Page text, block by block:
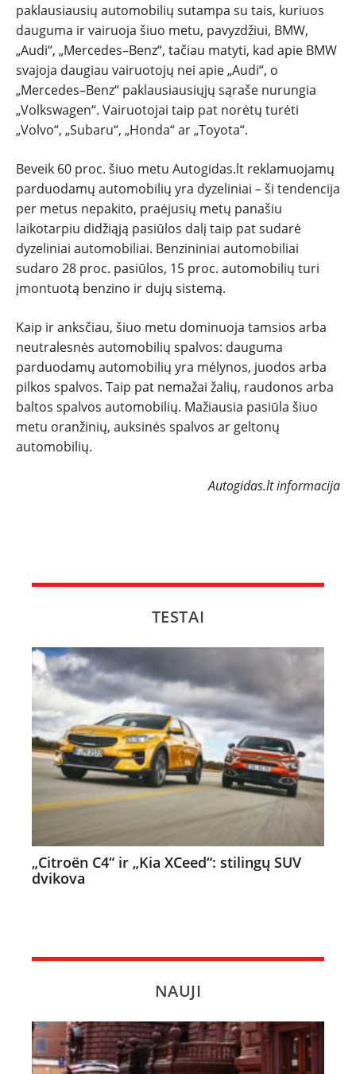
paklausiausių automobilių sutampa su tais, kuriuos
dauguma ir vairuoja šiuo metu, pavyzdžiui, BMW,
„Audi“, „Mercedes–Benz“, tačiau matyti, kad apie BMW
svajoja daugiau vairuotojų nei apie „Audi“, o
„Mercedes–Benz“ paklausiausiųjų sąraše nurungia
„Volkswagen“. Vairuotojai taip pat norėtų turėti
„Volvo“, „Subaru“, „Honda“ ar „Toyota“.
Beveik 60 proc. šiuo metu Autogidas.lt reklamuojamų
parduodamų automobilių yra dyzeliniai – ši tendencija
per metus nepakito, praėjusių metų panašiu
laikotarpiu didžiąją pasiūlos dalį taip pat sudarė
dyzeliniai automobiliai. Benzininiai automobiliai
sudaro 28 proc. pasiūlos, 15 proc. automobilių turi
įmontuotą benzino ir dujų sistemą.
Kaip ir anksčiau, šiuo metu dominuoja tamsios arba
neutralesnės automobilių spalvos: dauguma
parduodamų automobilių yra mėlynos, juodos arba
pilkos spalvos. Taip pat nemažai žalių, raudonos arba
baltos spalvos automobilių. Mažiausia pasiūla šiuo
metu oranžinių, auksinės spalvos ar geltonų
automobilių.
Autogidas.lt informacija
TESTAI
„Citroën C4“ ir „Kia XCeed“: stilingų SUV
dvikova
NAUJI